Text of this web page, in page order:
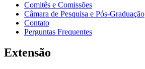
Comitês e Comissões
Câmara de Pesquisa e Pós-Graduação
Contato
Perguntas Frequentes
Extensão